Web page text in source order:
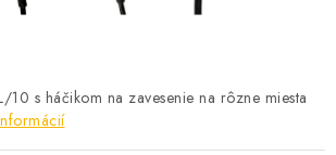
A VENTILÁCIA
ZDROJE
10 s háčikom na zavesenie na rôzne miesta